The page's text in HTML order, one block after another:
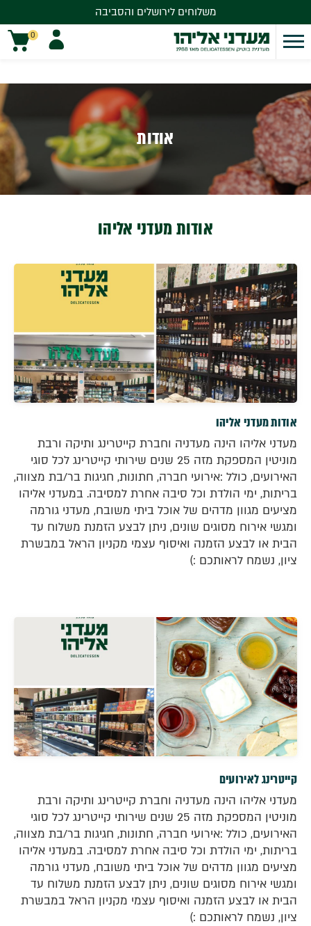
משלוחים לירושלים והסביבה
משלוחים לירושלים והסביבה
0
אודות
אודות מעדני אליהו
אודות מעדני אליהו
מעדני אליהו הינה מעדניה וחברת קייטרינג ותיקה ורבת
מוניטין המספקת מזה 25 שנים שירותי קייטרינג לכל סוגי
האירועים, כולל :אירועי חברה, חתונות, חגיגות בר/בת מצווה,
בריתות, ימי הולדת וכל סיבה אחרת למסיבה. במעדני אליהו
מציעים מגוון מדהים של אוכל ביתי משובח, מעדני גורמה
ומגשי אירוח מסוגים שונים, ניתן לבצע הזמנת משלוח עד
הבית או לבצע הזמנה ואיסוף עצמי מקניון הראל במבשרת
ציון, נשמח לראותכם :)
קייטרינג לאירועים
מעדני אליהו הינה מעדניה וחברת קייטרינג ותיקה ורבת
מוניטין המספקת מזה 25 שנים שירותי קייטרינג לכל סוגי
האירועים, כולל :אירועי חברה, חתונות, חגיגות בר/בת מצווה,
בריתות, ימי הולדת וכל סיבה אחרת למסיבה. במעדני אליהו
מציעים מגוון מדהים של אוכל ביתי משובח, מעדני גורמה
ומגשי אירוח מסוגים שונים, ניתן לבצע הזמנת משלוח עד
הבית או לבצע הזמנה ואיסוף עצמי מקניון הראל במבשרת
ציון, נשמח לראותכם :)